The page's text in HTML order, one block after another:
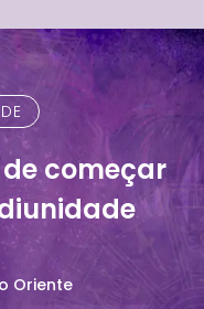
começar
Oriente